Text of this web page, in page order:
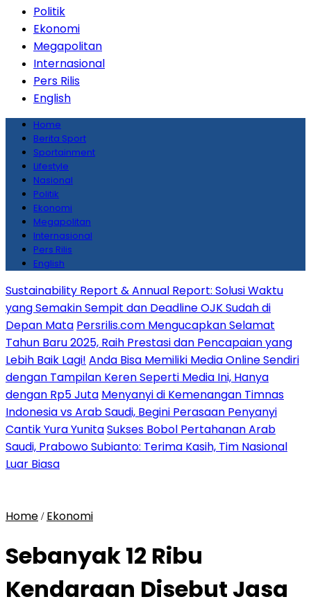
Politik
Ekonomi
Megapolitan
Internasional
Pers Rilis
English
Home
Berita Sport
Sportainment
Lifestyle
Nasional
Politik
Ekonomi
Megapolitan
Internasional
Pers Rilis
English
Sustainability Report & Annual Report: Solusi Waktu
yang Semakin Sempit dan Deadline OJK Sudah di
Depan Mata Persrilis.com Mengucapkan Selamat
Tahun Baru 2025, Raih Prestasi dan Pencapaian yang
Lebih Baik Lagi! Anda Bisa Memiliki Media Online Sendiri
dengan Tampilan Keren Seperti Media Ini, Hanya
dengan Rp5 Juta Menyanyi di Kemenangan Timnas
Indonesia vs Arab Saudi, Begini Perasaan Penyanyi
Cantik Yura YunitaSukses Bobol Pertahanan Arab
Saudi, Prabowo Subianto: Terima Kasih, Tim Nasional
Luar Biasa
Home / Ekonomi
Sebanyak 12 Ribu
Kendaraan Disebut Jasa